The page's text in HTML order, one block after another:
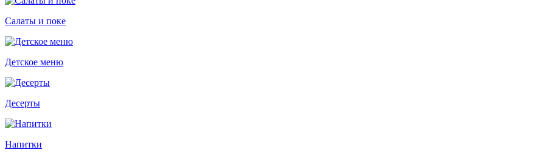
Салаты и поке
Детское меню
Десерты
Напитки